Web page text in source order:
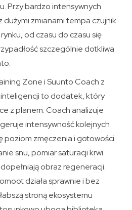
Przy bardzo intensywnych
dużymi zmianami tempa czujnik
od czasu do czasu się
szczególnie dotkliwa
Zone i Suunto Coach z
to dodatek, który
z planem. Coach analizuje
intensywność kolejnych
poziom zmęczenia i gotowości
snu, pomiar saturacji krwi
obraz regeneracji.
działa sprawnie i bez
stroną ekosystemu